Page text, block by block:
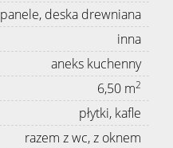
panele, deska drewniana
inna
aneks kuchenny
6,50 m2
płytki, kafle
razem z wc, z oknem